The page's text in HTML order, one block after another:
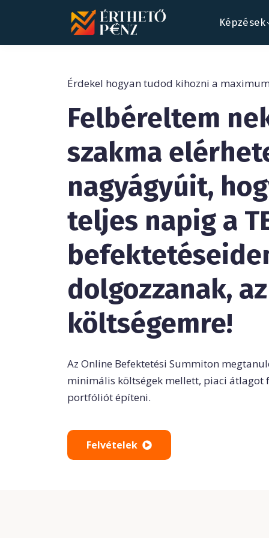
Képzések
Érdekel hogyan tudod kihozni a
Felbéreltem
szakma
nagyágyúit,
teljes napig a
dolgozzanak,
költségemre!
Az Online Befektetési Summiton
minimális költségek mellett, piaci átlagot
portfóliót építeni.
Felvételek